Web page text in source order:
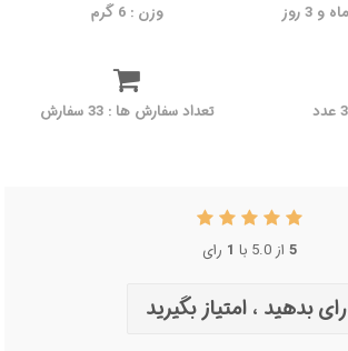
وزن : 6 گرم
تعداد سفارش ها : 33 سفارش
5از 5.0 با 1 رای
رای بدهید ، امتیاز بگیرید